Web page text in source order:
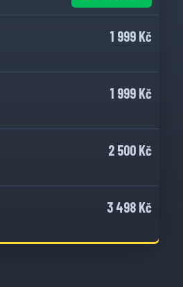
1 999 Kč
1 999 Kč
2 500 Kč
3 498 Kč